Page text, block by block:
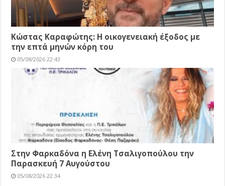
Κώστας Καραφώτης: Η οικογενειακή έξοδος με
την επτά μηνών κόρη του
05/08/2026 22:43
Στην Φαρκαδόνα η Ελένη Τσαλιγοπούλου την
Παρασκευή 7 Αυγούστου
05/08/2026 22:34